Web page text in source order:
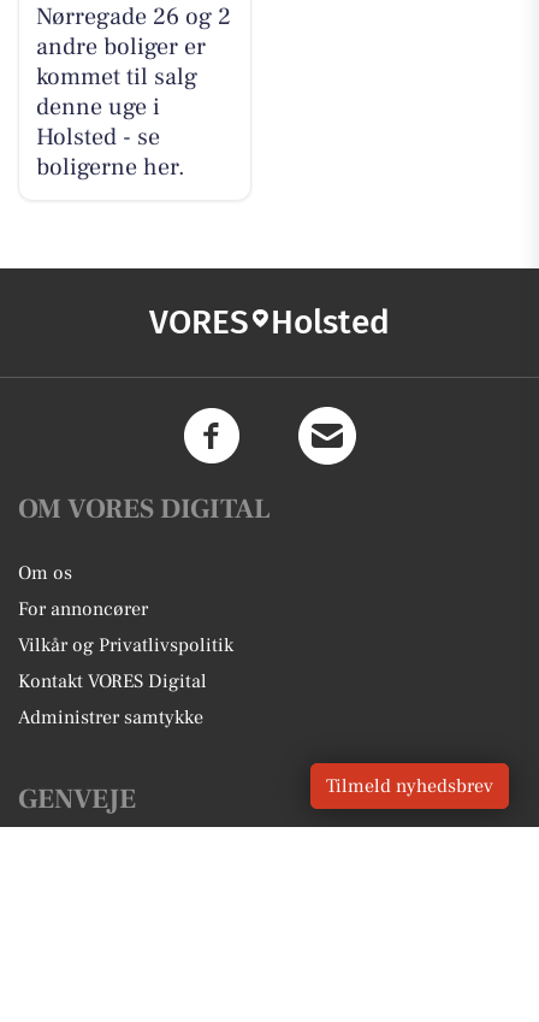
Nørregade 26 og 2
andre boliger er
kommet til salg
denne uge i
Holsted - se
boligerne her.
VORES Holsted
OM VORES DIGITAL
Om os
For annoncører
Vilkår og Privatlivspolitik
Kontakt VORES Digital
Administrer samtykke
GENVEJE Tilmeld nyhedsbrev